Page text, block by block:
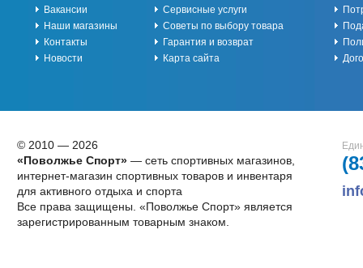
Вакансии
Наши магазины
Контакты
Новости
Сервисные услуги
Советы по выбору товара
Гарантия и возврат
Карта сайта
© 2010 — 2026
«Поволжье Спорт»— сеть спортивных магазинов,
интернет-магазин спортивных товаров и инвентаря
для активного отдыха и спорта
Все права защищены. «Поволжье Спорт» является
зарегистрированным товарным знаком.